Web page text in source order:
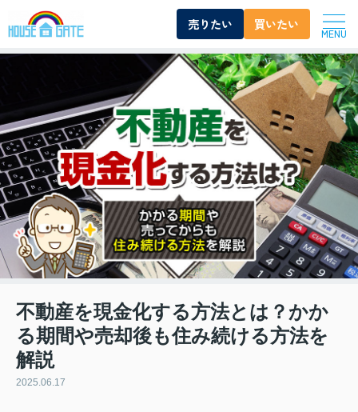
売りたい 買いたい
MENU
不動産を現金化する方法とは？かか
る期間や売却後も住み続ける方法を
解説
2025.06.17